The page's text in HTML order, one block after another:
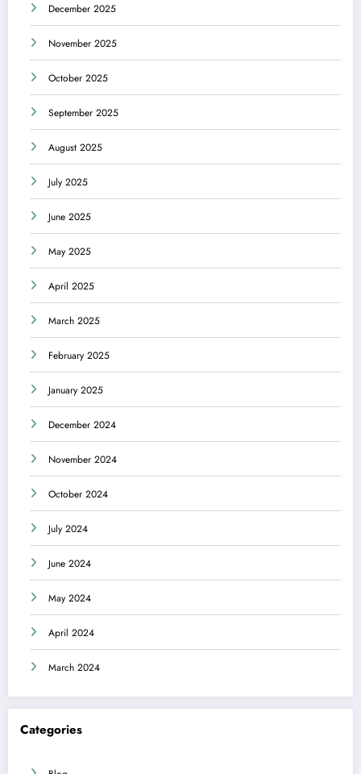
December 2025
November 2025
October 2025
September 2025
August 2025
July 2025
June 2025
May 2025
April 2025
March 2025
February 2025
January 2025
December 2024
November 2024
October 2024
July 2024
June 2024
May 2024
April 2024
March 2024
Categories